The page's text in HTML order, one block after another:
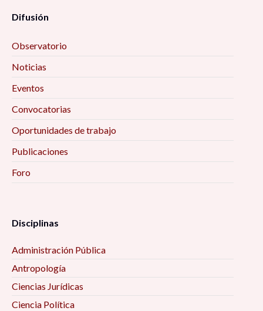
Difusión
Observatorio
Noticias
Eventos
Convocatorias
Oportunidades de trabajo
Publicaciones
Foro
Disciplinas
Administración Pública
Antropología
Ciencias Jurídicas
Ciencia Política